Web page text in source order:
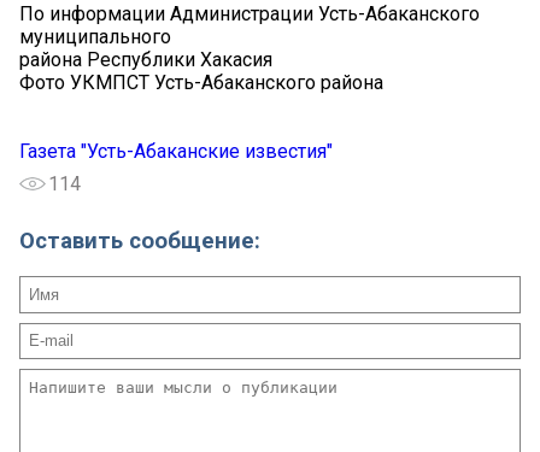
По информации Администрации Усть-Абаканского
муниципального
района Республики Хакасия
Фото УКМПСТ Усть-Абаканского района
Газета "Усть-Абаканские известия"
114
Оставить сообщение: